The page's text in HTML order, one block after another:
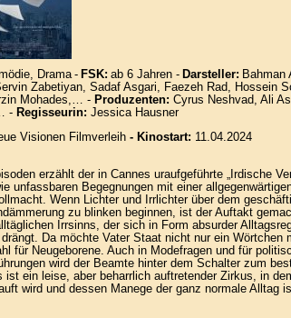
Drama- FSK: ab 6 Jahren - Darsteller: Bahman
Zabetiyan, Sadaf Asgari, Faezeh Rad, Hossein
Mohades,… - Produzenten: Cyrus Neshvad, Ali
- Regisseurin: Jessica Hausner
Visionen Filmverleih - Kinostart: 11.04.2024
erzählt der in Cannes uraufgeführte „Irdische
unfassbaren Begegnungen mit einer
Wenn Lichter und Irrlichter über dem
zu blinken beginnen, ist der Auftakt
Irrsinns, der sich in Form absurder
Da möchte Vater Staat nicht nur ein Wörtchen
für Neugeborene. Auch in Modefragen und für
wird der Beamte hinter dem Schalter zum
ist ein leise, aber beharrlich auftretender Zirkus, in
wird und dessen Manege der ganz normale Alltag